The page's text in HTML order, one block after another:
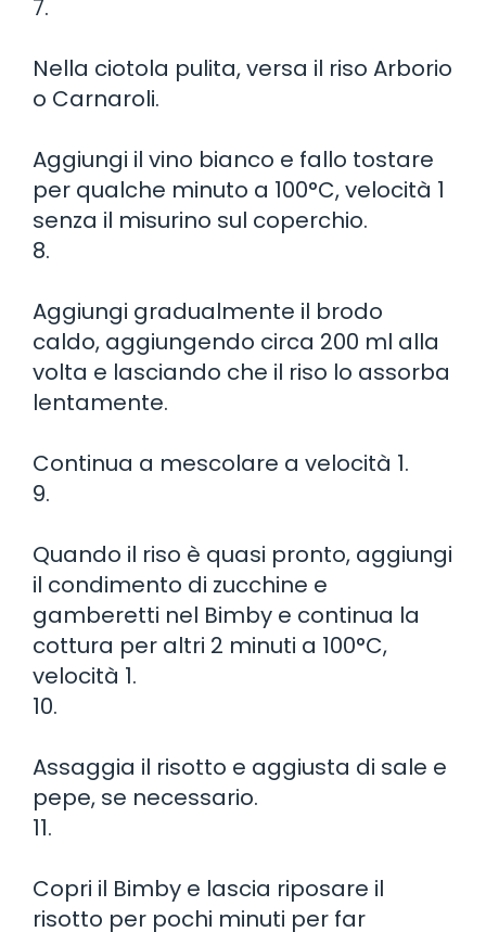
7.
Nella ciotola pulita, versa il riso Arborio
o Carnaroli.
Aggiungi il vino bianco e fallo tostare
per qualche minuto a 100°C, velocità 1
senza il misurino sul coperchio.
8.
Aggiungi gradualmente il brodo
caldo, aggiungendo circa 200 ml alla
volta e lasciando che il riso lo assorba
lentamente.
Continua a mescolare a velocità 1.
9.
Quando il riso è quasi pronto, aggiungi
il condimento di zucchine e
gamberetti nel Bimby e continua la
cottura per altri 2 minuti a 100°C,
velocità 1.
10.
Assaggia il risotto e aggiusta di sale e
pepe, se necessario.
11.
Copri il Bimby e lascia riposare il
risotto per pochi minuti per far